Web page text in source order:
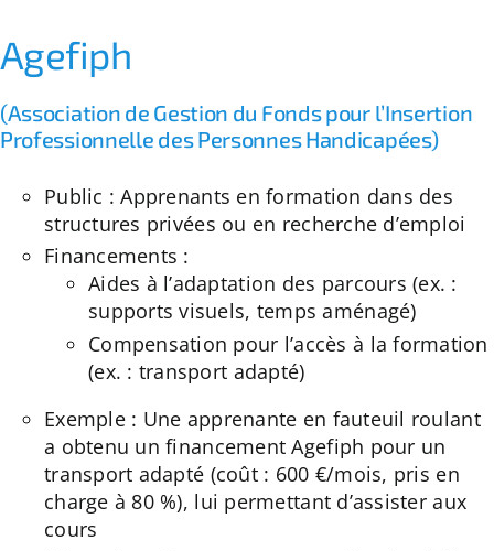
Agefiph
(Association de Gestion du Fonds pour l’Insertion
Professionnelle des Personnes Handicapées)
Public : Apprenants en formation dans des
structures privées ou en recherche d’emploi
Financements :
Aides à l’adaptation des parcours (ex. :
supports visuels, temps aménagé)
Compensation pour l’accès à la formation
(ex. : transport adapté)
Exemple : Une apprenante en fauteuil roulant
a obtenu un financement Agefiph pour un
transport adapté (coût : 600 €/mois, pris en
charge à 80 %), lui permettant d’assister aux
cours